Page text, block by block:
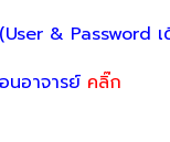
&
นอาจารย์ คลิ๊ก